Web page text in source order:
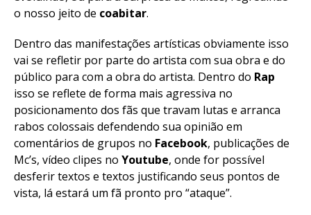
o nosso jeito de coabitar.
Dentro das manifestações artísticas obviamente isso
vai se refletir por parte do artista com sua obra e do
público para com a obra do artista. Dentro do Rap
isso se reflete de forma mais agressiva no
posicionamento dos fãs que travam lutas e arranca
rabos colossais defendendo sua opinião em
comentários de grupos no Facebook, publicações de
Mc’s, vídeo clipes no Youtube, onde for possível
desferir textos e textos justificando seus pontos de
vista, lá estará um fã pronto pro “ataque”.